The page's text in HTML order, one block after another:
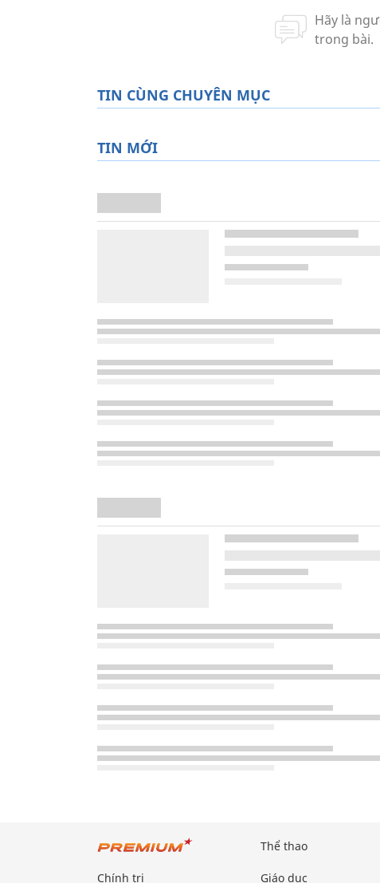
TIN CÙNG CHUYÊN MỤC
TIN MỚI
Chính trị
Thể thao
Giáo dục